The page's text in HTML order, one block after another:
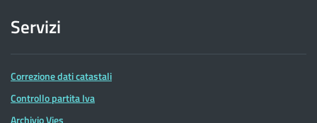
Servizi
Correzione dati catastali
Controllo partita Iva